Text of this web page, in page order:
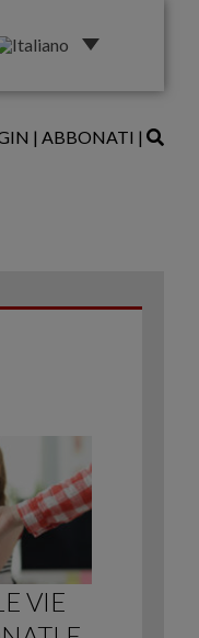
| ABBONATI |
VIE